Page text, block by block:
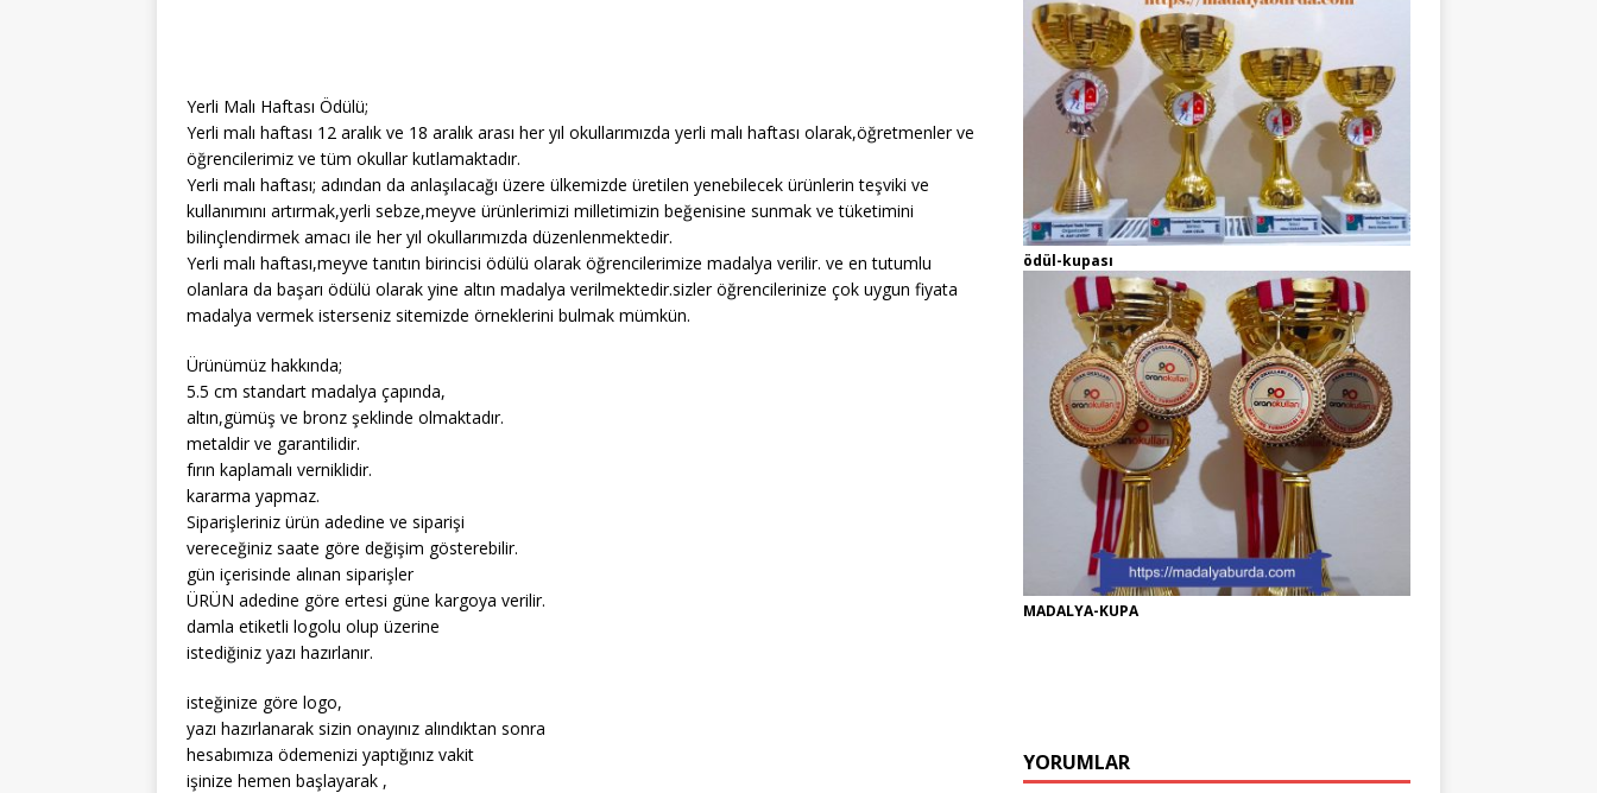
Yerli Malı Haftası Ödülü;
Yerli malı haftası 12 aralık ve 18 aralık arası her yıl okullarımızda yerli malı haftası olarak,öğretmenler ve
öğrencilerimiz ve tüm okullar kutlamaktadır.
Yerli malı haftası; adından da anlaşılacağı üzere ülkemizde üretilen yenebilecek ürünlerin teşviki ve
kullanımını artırmak,yerli sebze,meyve ürünlerimizi milletimizin beğenisine sunmak ve tüketimini
bilinçlendirmek amacı ile her yıl okullarımızda düzenlenmektedir.
Yerli malı haftası,meyve tanıtın birincisi ödülü olarak öğrencilerimize madalya verilir. ve en tutumlu
olanlara da başarı ödülü olarak yine altın madalya verilmektedir.sizler öğrencilerinize çok uygun fiyata
madalya vermek isterseniz sitemizde örneklerini bulmak mümkün.
Ürünümüz hakkında;
5.5 cm standart madalya çapında,
altın,gümüş ve bronz şeklinde olmaktadır.
metaldir ve garantilidir.
fırın kaplamalı verniklidir.
kararma yapmaz.
Siparişleriniz ürün adedine ve siparişi
vereceğiniz saate göre değişim gösterebilir.
gün içerisinde alınan siparişler
ÜRÜN adedine göre ertesi güne kargoya verilir.
damla etiketli logolu olup üzerine
istediğiniz yazı hazırlanır.
isteğinize göre logo,
yazı hazırlanarak sizin onayınız alındıktan sonra
hesabımıza ödemenizi yaptığınız vakit
işinize hemen başlayarak ,
ödül-kupası
MADALYA-KUPA
YORUMLAR